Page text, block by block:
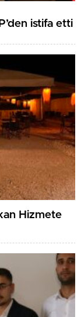
istifa etti
Hizmete